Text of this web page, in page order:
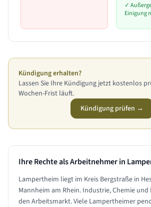
✓
Einigung
Kündigung erhalten?
Lassen Sie Ihre Kündigung jetzt kostenlos
Wochen-Frist läuft.
Kündigung prüfen →
Ihre Rechte als Arbeitnehmer in
Lampertheim liegt im Kreis Bergstraße in
Mannheim am Rhein. Industrie, Chemie und
den Arbeitsmarkt. Viele Lampertheimer